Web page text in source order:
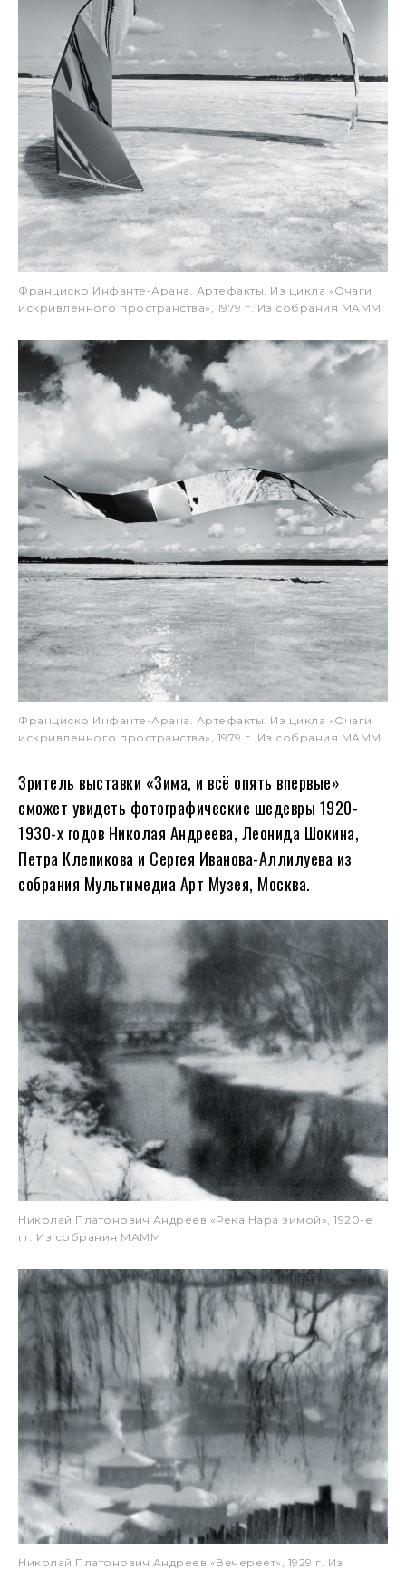
Франциско Инфанте-Арана. Артефакты. Из цикла «Очаги
искривленного пространства», 1979 г. Из собрания МАММ
Франциско Инфанте-Арана. Артефакты. Из цикла «Очаги
искривленного пространства», 1979 г. Из собрания МАММ
Зритель выставки «Зима, и всё опять впервые»
сможет увидеть фотографические шедевры 1920-
1930-х годов Николая Андреева, Леонида Шокина,
Петра Клепикова и Сергея Иванова-Аллилуева из
собрания Мультимедиа Арт Музея, Москва.
Николай Платонович Андреев «Река Нара зимой», 1920-е
гг. Из собрания МАММ
Николай Платонович Андреев «Вечереет», 1929 г. Из